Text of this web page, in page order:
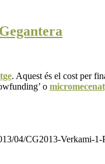
. Aquest és el cost per
o
04/CG2013-Verkami-1-